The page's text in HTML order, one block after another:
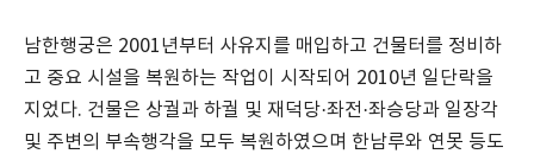
남한행궁은 2001년부터 사유지를 매입하고 건물터를 정비하
고 중요 시설을 복원하는 작업이 시작되어 2010년 일단락을
지었다. 건물은 상궐과 하궐 및 재덕당·좌전·좌승당과 일장각
및 주변의 부속행각을 모두 복원하였으며 한남루와 연못 등도